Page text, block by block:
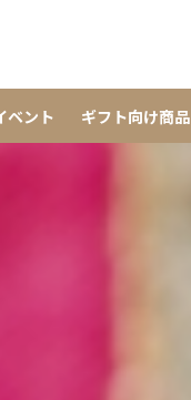
ベント ギフト向け商品